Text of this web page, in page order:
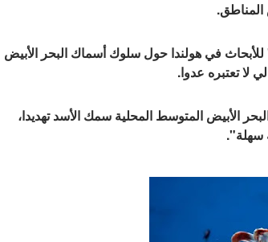
للأبحاث في هولندا حول سلوك أسماك البحر الأبيض
لا تعتبره عدوا.
الأبيض المتوسط ​​المحلية سمك الأسد تهديدا،
سهلة".